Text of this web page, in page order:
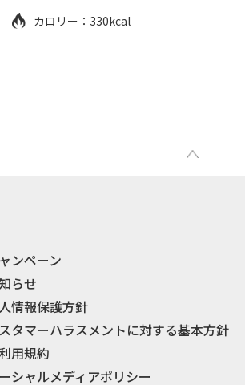
カロリー： 330kcal
ンペーン
らせ
情報保護方針
タマーハラスメントに対する基本方針
用規約
シャルメディアポリシー